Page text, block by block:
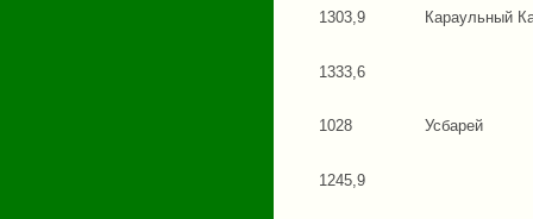
1303,9 Караульный
1333,6
1028 Усбарей
1245,9